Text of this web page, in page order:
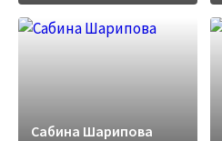
Сабина Шарипова